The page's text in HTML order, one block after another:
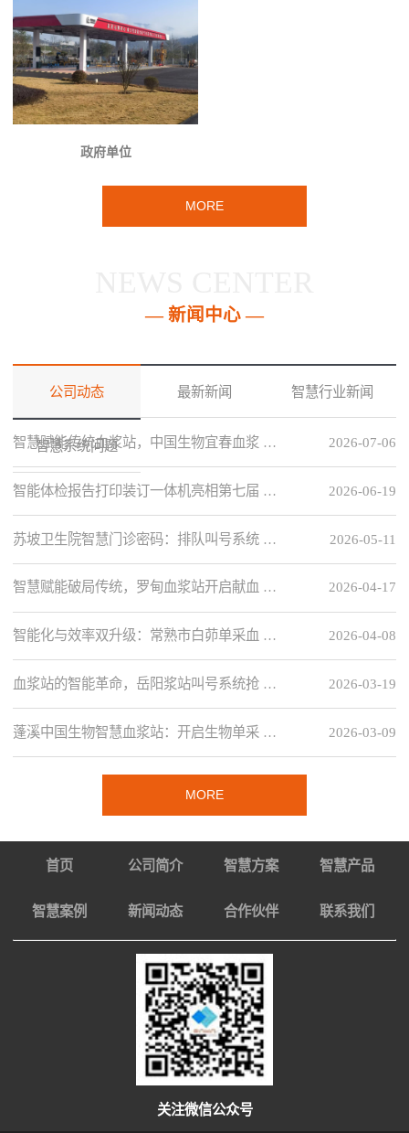
政府单位
MORE
— 新闻中心 —
公司动态 最新新闻 智慧行业新闻
智慧系统问题 2026-07-06
智慧赋能传统血浆站，中国生物宜春血浆 …
2026-06-19
智能体检报告打印装订一体机亮相第七届 …
2026-05-11
苏坡卫生院智慧门诊密码：排队叫号系统 …
2026-04-17
智慧赋能破局传统，罗甸血浆站开启献血 …
2026-04-08
智能化与效率双升级：常熟市白茆单采血 …
2026-03-19
血浆站的智能革命，岳阳浆站叫号系统抢 …
2026-03-09
蓬溪中国生物智慧血浆站：开启生物单采 …
MORE
首页 公司简介 智慧方案 智慧产品
智慧案例 新闻动态 合作伙伴 联系我们
关注微信公众号